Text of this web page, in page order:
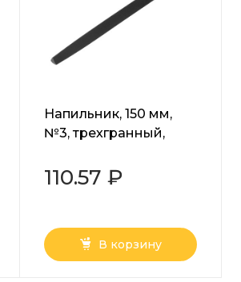
Напильник, 150 мм,
№3, трехгранный,
110.57 ₽
В корзину